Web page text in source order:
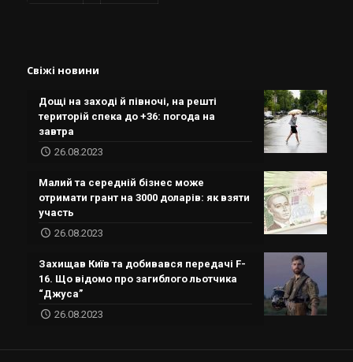
Свіжі новини
Дощі на заході й півночі, на решті
територій спека до +36: погода на
завтра
26.08.2023
Малий та середній бізнес може
отримати грант на 3000 доларів: як взяти
участь
26.08.2023
Захищав Київ та добивався передачі F-
16. Що відомо про загиблого льотчика
“Джуса”
26.08.2023